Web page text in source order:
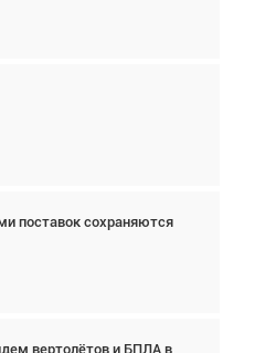
поставок сохраняются
вертолётов и БПЛА в
Дэйв Кох: «Фотография
а ИИ всё портит»
трафик
актив. Подходите к